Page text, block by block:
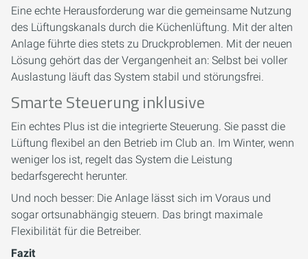
Eine echte Herausforderung war die gemeinsame Nutzung
des Lüftungskanals durch die Küchenlüftung. Mit der alten
Anlage führte dies stets zu Druckproblemen. Mit der neuen
Lösung gehört das der Vergangenheit an: Selbst bei voller
Auslastung läuft das System stabil und störungsfrei.
Smarte Steuerung inklusive
Ein echtes Plus ist die integrierte Steuerung. Sie passt die
Lüftung flexibel an den Betrieb im Club an. Im Winter, wenn
weniger los ist, regelt das System die Leistung
bedarfsgerecht herunter.
Und noch besser: Die Anlage lässt sich im Voraus und
sogar ortsunabhängig steuern. Das bringt maximale
Flexibilität für die Betreiber.
Fazit